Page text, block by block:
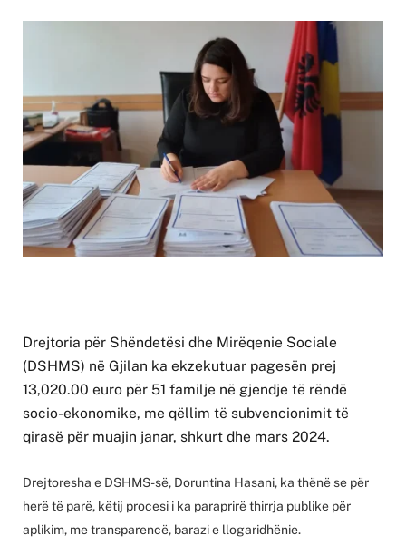
Drejtoria për Shëndetësi dhe Mirëqenie Sociale
(DSHMS) në Gjilan ka ekzekutuar pagesën prej
13,020.00 euro për 51 familje në gjendje të rëndë
socio-ekonomike, me qëllim të subvencionimit të
qirasë për muajin janar, shkurt dhe mars 2024.
Drejtoresha e DSHMS-së, Doruntina Hasani, ka thënë se për
herë të parë, këtij procesi i ka paraprirë thirrja publike për
aplikim, me transparencë, barazi e llogaridhënie.